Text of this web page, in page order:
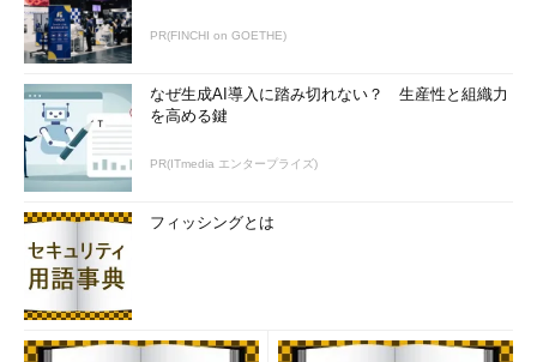
PR(FINCHI on GOETHE)
なぜ生成AI導入に踏み切れない？ 生産性と組織力
を高める鍵
PR(ITmedia エンタープライズ)
フィッシングとは